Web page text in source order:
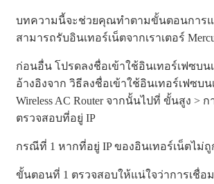
บทความนี้จะช่วยคุณทำตามขั้นตอนการ
สามารถรับอินเทอร์เน็ตจากเราเตอร์
ก่อนอื่น โปรดลงชื่อเข้าใช้อินเทอร์เฟซบน
อ้างอิงจาก วิธีลงชื่อเข้าใช้อินเทอร์เฟซบน
Wireless AC Router จากนั้นไปที่ ขั้นสูง >
ตรวจสอบที่อยู่ IP
กรณีที่ 1 หากที่อยู่ IP ของอินเทอร์เน็ตไม่ถู
ขั้นตอนที่ 1 ตรวจสอบให้แน่ใจว่าการเชื่อ